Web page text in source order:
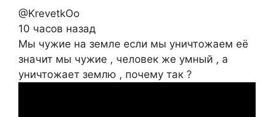
@KrevetkOo
10 часов назад
Мы чужие на земле если мы уничтожаем её
значит мы чужие , человек же умный , а
уничтожает землю , почему так ?